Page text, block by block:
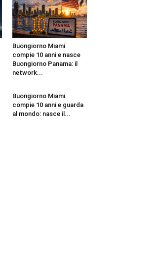
Buongiorno Miami
compie 10 anni e nasce
Buongiorno Panama: il
network...
Buongiorno Miami
compie 10 anni e guarda
al mondo: nasce il...